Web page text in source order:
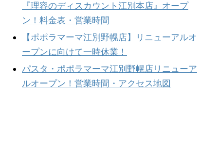
『理容のディスカウント江別本店』オープ
ン！料金表・営業時間
【ポポラマーマ江別野幌店】リニューアルオ
ープンに向けて一時休業！
パスタ・ポポラマーマ江別野幌店リニューア
ルオープン！営業時間・アクセス地図